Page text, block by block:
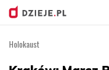
Holokaust